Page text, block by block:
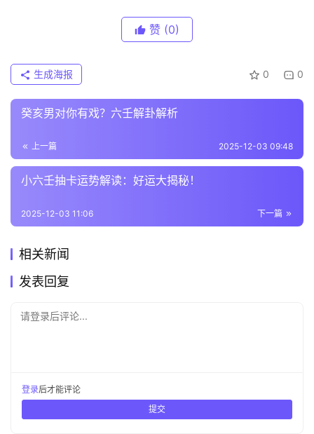
赞 (0)
0 0
生成海报
癸亥男对你有戏？六壬解卦解析
上一篇 2025-12-03 09:48
小六壬抽卡运势解读：好运大揭秘！
下一篇
2025-12-03 11:06
相关新闻
发表回复
请登录后评论...
登录后才能评论
提交